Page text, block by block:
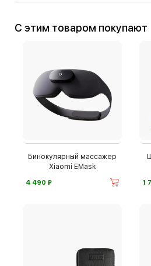
С этим товаром покупают
Бинокулярный массажер
Xiaomi EMask
4 490 ⃏ 1